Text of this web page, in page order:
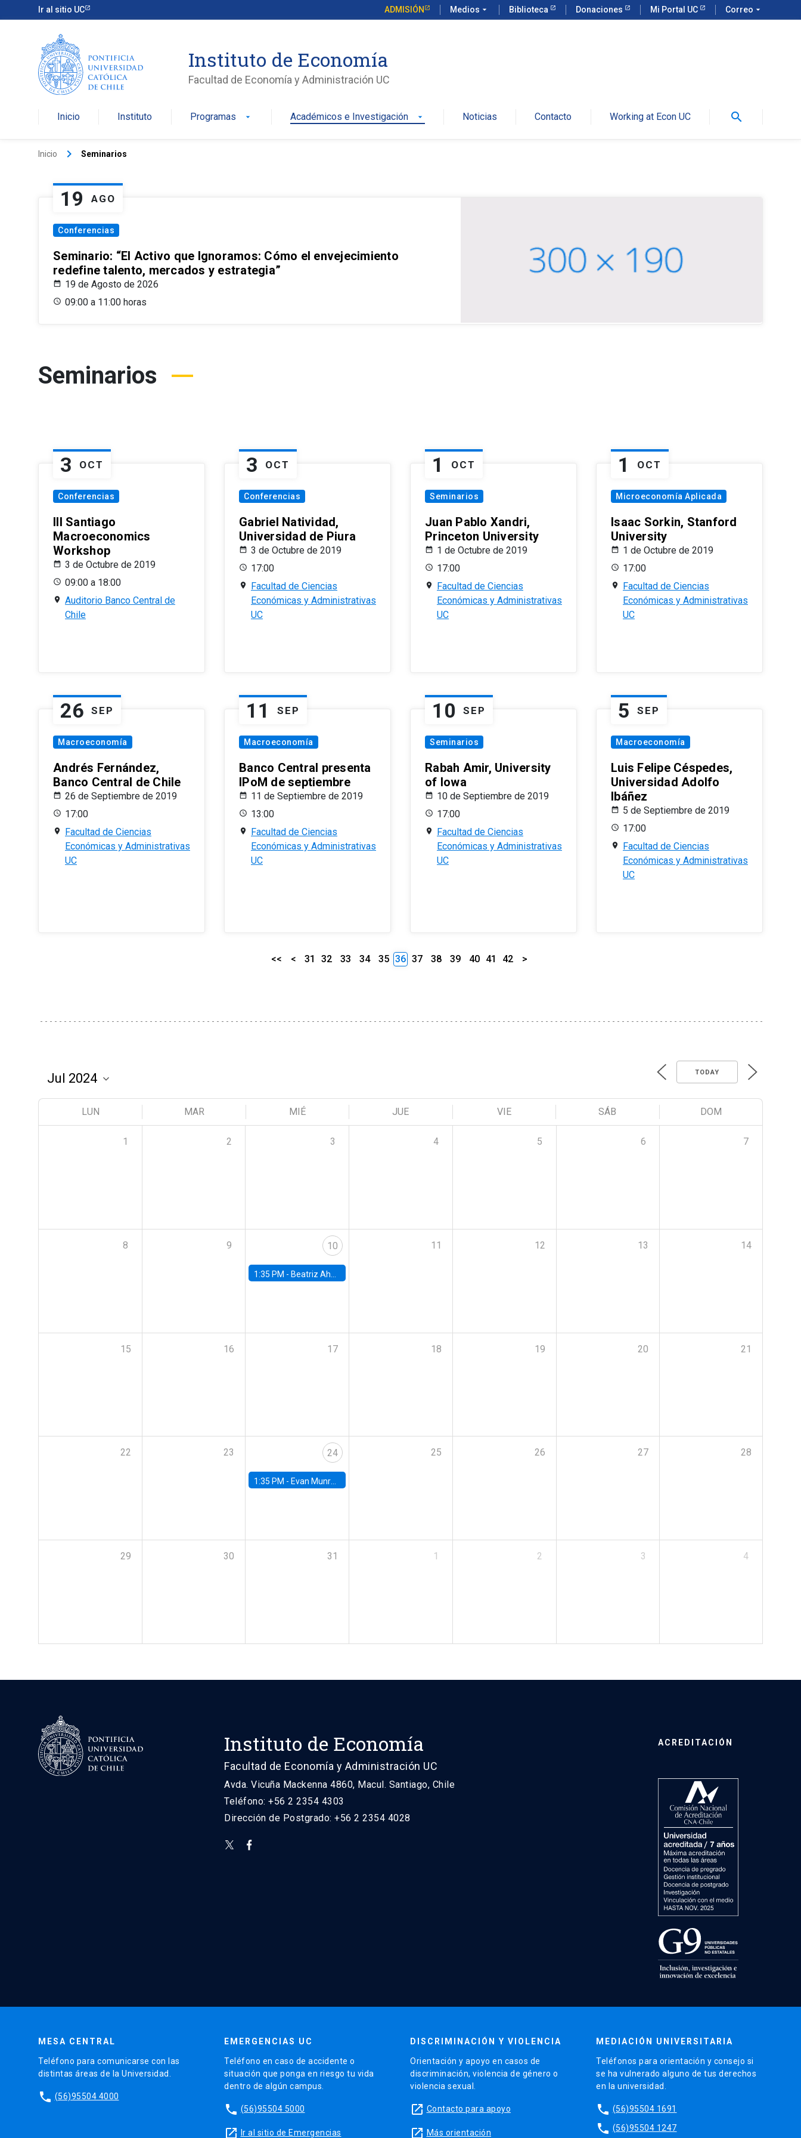
Ir al sitio UC ADMISIÓN Medios arrow_drop_down Biblioteca Donaciones Mi Portal UC Correo arrow_drop_down
Instituto de Economía
Facultad de Economía y Administración UC
Inicio Instituto Programas arrow_drop_down Académicos e Investigación arrow_drop_down Noticias Contacto Working at Econ UC search
Inicio keyboard_arrow_right Seminarios
19 AGO
Conferencias
Seminario: “El Activo que Ignoramos: Cómo el envejecimiento
redefine talento, mercados y estrategia”
19 de Agosto de 2026
09:00 a 11:00 horas
Seminarios
3 OCT
Conferencias
III Santiago
Macroeconomics
Workshop
3 de Octubre de 2019
09:00 a 18:00
Auditorio Banco Central de
Chile
3 OCT
Conferencias
Gabriel Natividad,
Universidad de Piura
3 de Octubre de 2019
17:00
Facultad de Ciencias
Económicas y Administrativas
UC
1 OCT
Seminarios
Juan Pablo Xandri,
Princeton University
1 de Octubre de 2019
17:00
Facultad de Ciencias
Económicas y Administrativas
UC
1 OCT
Microeconomía Aplicada
Isaac Sorkin, Stanford
University
1 de Octubre de 2019
17:00
Facultad de Ciencias
Económicas y Administrativas
UC
26 SEP
Macroeconomía
Andrés Fernández,
Banco Central de Chile
26 de Septiembre de 2019
17:00
Facultad de Ciencias
Económicas y Administrativas
UC
11 SEP
Macroeconomía
Banco Central presenta
IPoM de septiembre
11 de Septiembre de 2019
13:00
Facultad de Ciencias
Económicas y Administrativas
UC
10 SEP
Seminarios
Rabah Amir, University
of Iowa
10 de Septiembre de 2019
17:00
Facultad de Ciencias
Económicas y Administrativas
UC
5 SEP
Macroeconomía
Luis Felipe Céspedes,
Universidad Adolfo
Ibáñez
5 de Septiembre de 2019
17:00
Facultad de Ciencias
Económicas y Administrativas
UC
<< < 31 32 33 34 35 36 37 38 39 40 41 42 >
TODAY
LUN MAR MIÉ JUE VIE SÁB DOM
1 2 3 4 5 6 7
8 9 10
1:35 PM - Beatriz Ahumada, PhD candidate, Universidad de Pittsburgh
11 12 13 14
15 16 17 18 19 20 21
22 23 24
1:35 PM - Evan Munro, Neyman Visiting Assistant Professor in the Department of Statistics at UC Berkeley
25 26 27 28
29 30 31 1 2 3 4
Instituto de Economía
Facultad de Economía y Administración UC
Avda. Vicuña Mackenna 4860, Macul. Santiago, Chile
Teléfono: +56 2 2354 4303
Dirección de Postgrado: +56 2 2354 4028
ACREDITACIÓN
MESA CENTRAL
Teléfono para comunicarse con las
distintas áreas de la Universidad.
phone (56)95504 4000
EMERGENCIAS UC
Teléfono en caso de accidente o
situación que ponga en riesgo tu vida
dentro de algún campus.
phone (56)95504 5000
launch Ir al sitio de Emergencias
DISCRIMINACIÓN Y VIOLENCIA
Orientación y apoyo en casos de
discriminación, violencia de género o
violencia sexual.
launch Contacto para apoyo
launch Más orientación
MEDIACIÓN UNIVERSITARIA
Teléfonos para orientación y consejo si
se ha vulnerado alguno de tus derechos
en la universidad.
phone (56)95504 1691
phone (56)95504 1247